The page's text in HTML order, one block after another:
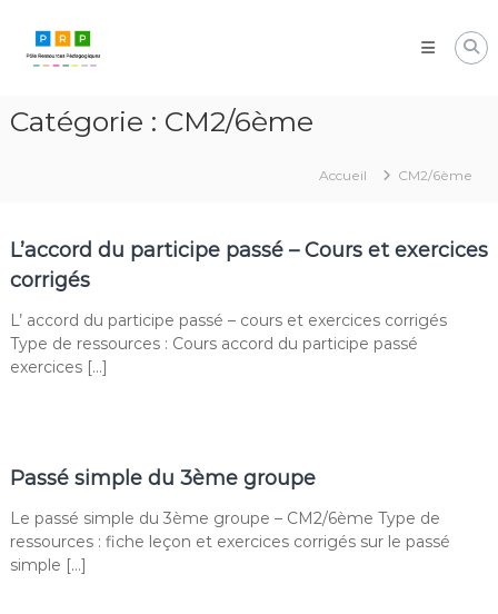
contenu
Pôle
Ressources
les
compétences
Catégorie : CM2/6ème
Accueil CM2/6ème
L’accord du participe passé – Cours et exercices
corrigés
L’ accord du participe passé – cours et exercices corrigés
Type de ressources : Cours accord du participe passé
exercices […]
Passé simple du 3ème groupe
Le passé simple du 3ème groupe – CM2/6ème Type de
ressources : fiche leçon et exercices corrigés sur le passé
simple […]